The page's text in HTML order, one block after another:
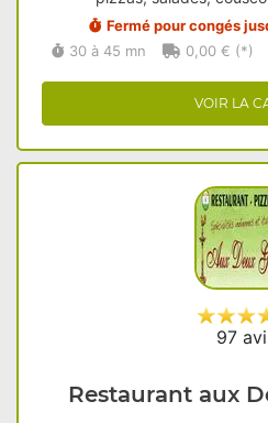
Fermé pour congés
30 à 45 mn
0,00 € (*)
VOIR LA
97
Restaurant aux